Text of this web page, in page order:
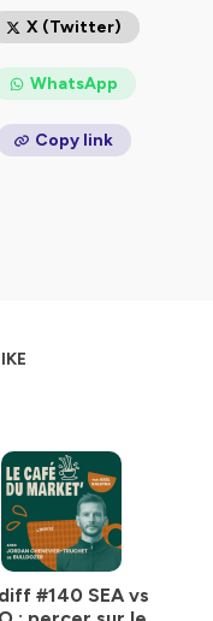
du marketing ou
!
retrouversur mon
lead
marketing ops,
marketing,
politique-de-
X (Twitter)
WhatsApp
Copy link
#140 SEA vs